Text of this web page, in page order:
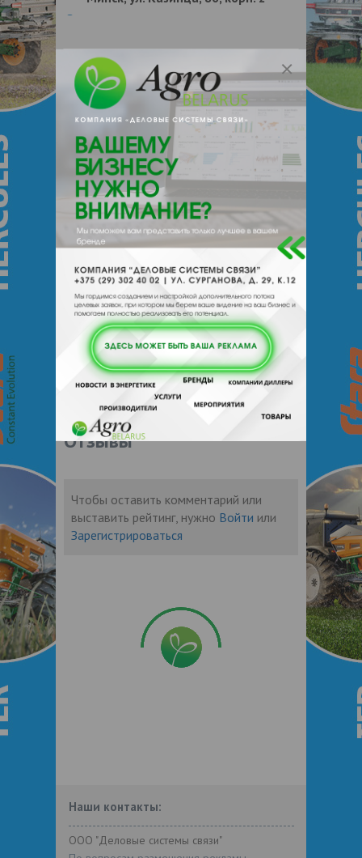
О нас Отзывы Еще
О компании
Белорусская сельскохозяйственная
библиотека (БелСХБ) – национальный
информационный центр по сельскому
хозяйству, лесному хозяйству, пищевой
промышленности, питанию,
продовольствию. Информационные
ресурсы БелСХБ по аграрной тематике
состоят из международных, зарубежных и
национальных баз данных и фонда
документов. Доступ к информационным
ресурсам возможен через on-line каталог
http://catalog.belal.by/) , сайт
http://belal.by/) с перечнем баз данных,
навигатором АгроWeb Беларусь. Работает
служба электронной доставки
документов.
Отзывы
Чтобы оставить комментарий или
выставить рейтинг, нужно Войти или
Зарегистрироваться
Наши контакты:
ООО "Деловые системы связи"